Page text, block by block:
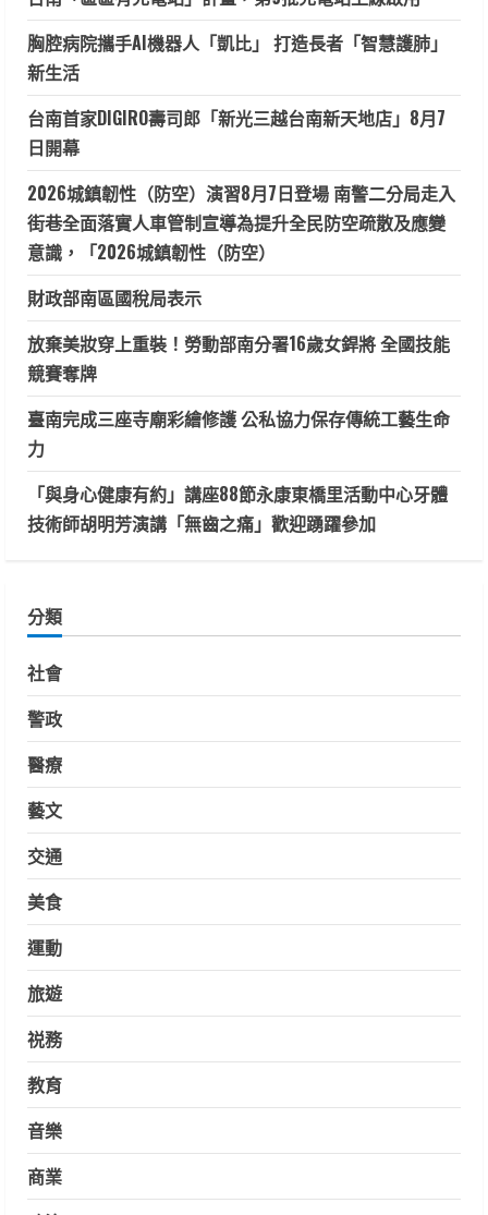
胸腔病院攜手AI機器人「凱比」 打造長者「智慧護肺」
新生活
台南首家DIGIRO壽司郎「新光三越台南新天地店」8月7
日開幕
2026城鎮韌性（防空）演習8月7日登場 南警二分局走入
街巷全面落實人車管制宣導為提升全民防空疏散及應變
意識，「2026城鎮韌性（防空）
財政部南區國稅局表示
放棄美妝穿上重裝！勞動部南分署16歲女銲將 全國技能
競賽奪牌
臺南完成三座寺廟彩繪修護 公私協力保存傳統工藝生命
力
「與身心健康有約」講座88節永康東橋里活動中心牙體
技術師胡明芳演講「無齒之痛」歡迎踴躍參加
分類
社會
警政
醫療
藝文
交通
美食
運動
旅遊
祱務
教育
音樂
商業